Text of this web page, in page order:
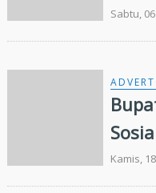
Sabtu,
Kamis,